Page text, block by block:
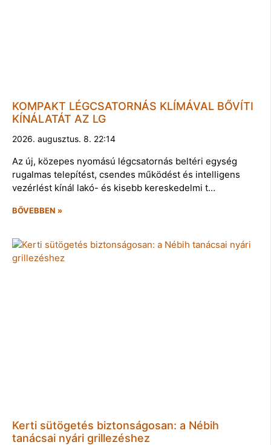
KOMPAKT LÉGCSATORNÁS KLÍMÁVAL BŐVÍTI
KÍNÁLATÁT AZ LG
2026. augusztus. 8. 22:14
Az új, közepes nyomású légcsatornás beltéri egység
rugalmas telepítést, csendes működést és intelligens
vezérlést kínál lakó- és kisebb kereskedelmi t…
BŐVEBBEN »
Kerti sütögetés biztonságosan: a Nébih
tanácsai nyári grillezéshez